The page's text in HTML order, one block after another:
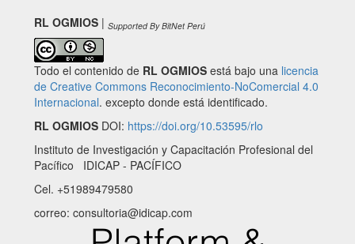
RL OGMIOS | Supported By BitNet Perú
Todo el contenido de RL OGMIOS está bajo una licencia
de Creative Commons Reconocimiento-NoComercial 4.0
Internacional. excepto donde está identificado.
RL OGMIOS DOI: https://doi.org/10.53595/rlo
Instituto de Investigación y Capacitación Profesional del
Pacífico IDICAP - PACÍFICO
Cel. +51989479580
correo: consultoria@idicap.com